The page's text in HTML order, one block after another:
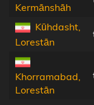
Kermānshāh
Kūhdasht,
Lorestān
Khorramabad,
Lorestān